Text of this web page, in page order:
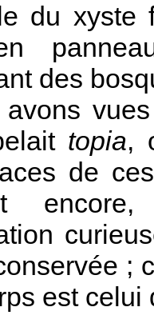
du xyste
des
topia,
de
;
est celui